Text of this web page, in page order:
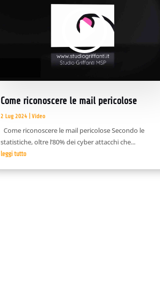
Come riconoscere le mail pericolose
2 Lug 2024| Video
Come riconoscere le mail pericolose Secondo le
statistiche, oltre l’80% dei cyber attacchi che...
leggi tutto